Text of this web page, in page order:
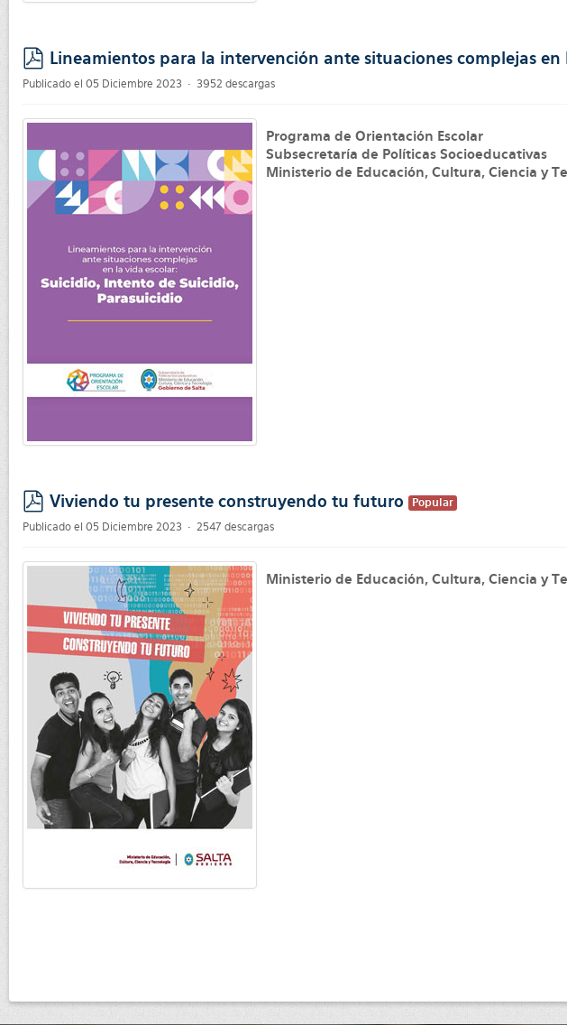
pdf
Lineamientos para la intervención ante situaciones complejas
Publicado el 05 Diciembre 2023
3952 descargas
Programa de Orientación Escolar
Subsecretaría de Políticas Socioeducativas
Ministerio de Educación, Cultura, Ciencia y
pdf
Viviendo tu presente construyendo tu futuro
Popular
Publicado el 05 Diciembre 2023
2547 descargas
Ministerio de Educación, Cultura, Ciencia y